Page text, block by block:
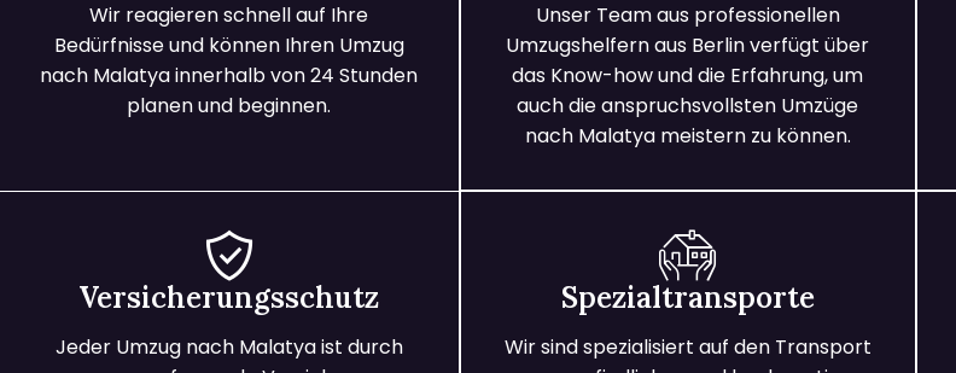
Wir reagieren schnell auf Ihre
Bedürfnisse und können Ihren Umzug
nach Malatya innerhalb von 24 Stunden
planen und beginnen.
Unser Team aus professionellen
Umzugshelfern aus Berlin verfügt über
das Know-how und die Erfahrung, um
auch die anspruchsvollsten Umzüge
nach Malatya meistern zu können.
Versicherungsschutz
Jeder Umzug nach Malatya ist durch
Spezialtransporte
Wir sind spezialisiert auf den Transport